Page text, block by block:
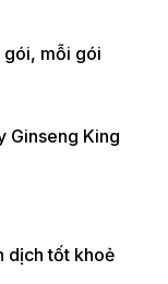
gói, mỗi gói
dịch tốt khoẻ